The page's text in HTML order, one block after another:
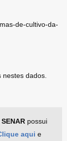
de-cultivo-da-
dados.
possui
aqui e